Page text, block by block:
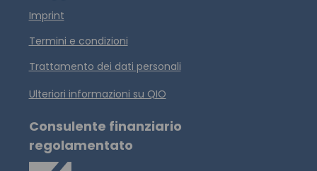
Imprint
Termini e condizioni
Trattamento dei dati personali
Ulteriori informazioni su QIO
Consulente finanziario
regolamentato